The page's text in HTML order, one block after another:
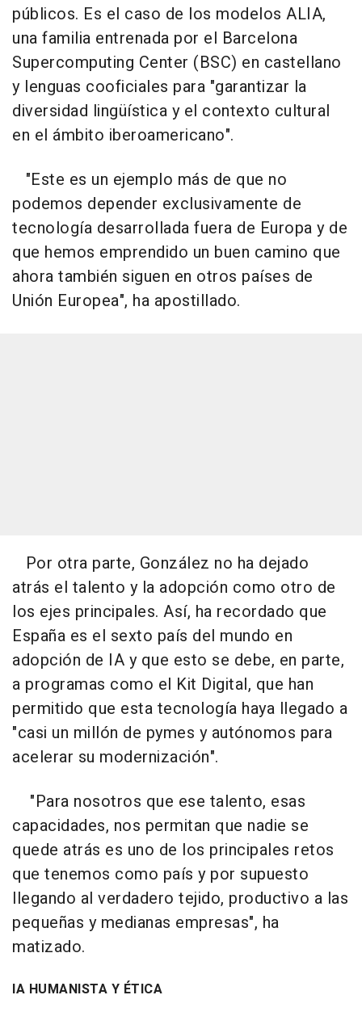
públicos. Es el caso de los modelos ALIA,
una familia entrenada por el Barcelona
Supercomputing Center (BSC) en castellano
y lenguas cooficiales para "garantizar la
diversidad lingüística y el contexto cultural
en el ámbito iberoamericano".
"Este es un ejemplo más de que no
podemos depender exclusivamente de
tecnología desarrollada fuera de Europa y de
que hemos emprendido un buen camino que
ahora también siguen en otros países de
Unión Europea", ha apostillado.
Por otra parte, González no ha dejado
atrás el talento y la adopción como otro de
los ejes principales. Así, ha recordado que
España es el sexto país del mundo en
adopción de IA y que esto se debe, en parte,
a programas como el Kit Digital, que han
permitido que esta tecnología haya llegado a
"casi un millón de pymes y autónomos para
acelerar su modernización".
"Para nosotros que ese talento, esas
capacidades, nos permitan que nadie se
quede atrás es uno de los principales retos
que tenemos como país y por supuesto
llegando al verdadero tejido, productivo a las
pequeñas y medianas empresas", ha
matizado.
IA HUMANISTA Y ÉTICA